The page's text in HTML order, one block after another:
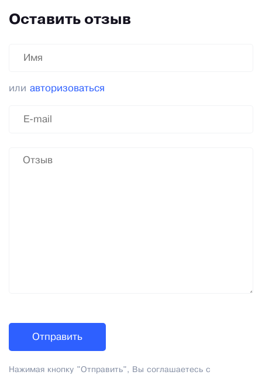
Оставить отзыв
или авторизоваться
Нажимая кнопку "Отправить", Вы соглашаетесь с